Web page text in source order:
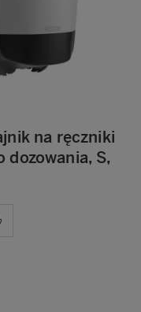
na ręczniki
dozowania, S,